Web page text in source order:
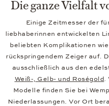
Die ganze Vielfalt
Einige Zeitmesser der
liebhaberinnen entwickelten
beliebten Komplikationen
rückspringendem Zeiger auf.
ausschließlich aus den
Weiß-, Gelb- und Roségold.
Modelle finden Sie bei
Niederlassungen. Vor Ort